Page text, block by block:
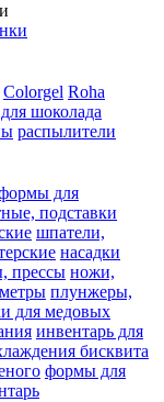
Colorgel Roha
шоколада
распылители
для
подставки
шпатели,
насадки
прессы ножи,
плунжеры,
для медовых
инвентарь для
бисквита
формы для